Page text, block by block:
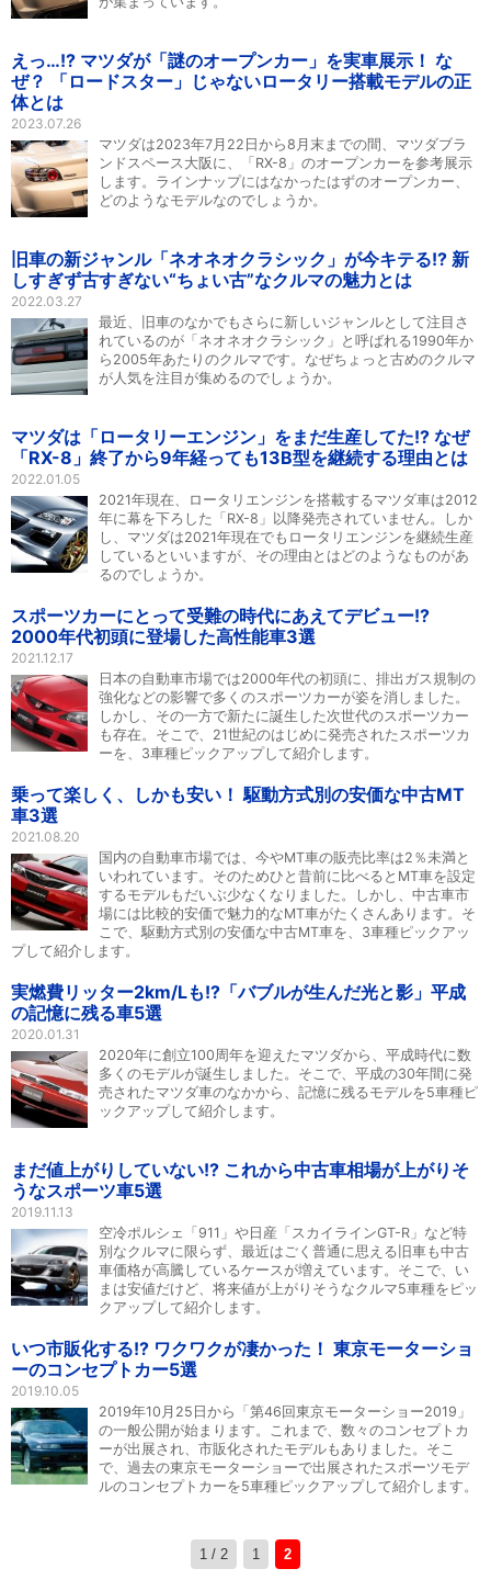
えっ…!? マツダが「謎のオープンカー」を実車展示！ な
ぜ？ 「ロードスター」じゃないロータリー搭載モデルの正
体とは
2023.07.26
マツダは2023年7月22日から8月末までの間、マツダブラ
ンドスペース大阪に、「RX-8」のオープンカーを参考展示
します。ラインナップにはなかったはずのオープンカー、
どのようなモデルなのでしょうか。
旧車の新ジャンル「ネオネオクラシック」が今キテる!? 新
しすぎず古すぎない“ちょい古”なクルマの魅力とは
2022.03.27
最近、旧車のなかでもさらに新しいジャンルとして注目さ
れているのが「ネオネオクラシック」と呼ばれる1990年か
ら2005年あたりのクルマです。なぜちょっと古めのクルマ
が人気を注目が集めるのでしょうか。
マツダは「ロータリーエンジン」をまだ生産してた!? なぜ
「RX-8」終了から9年経っても13B型を継続する理由とは
2022.01.05
2021年現在、ロータリエンジンを搭載するマツダ車は2012
年に幕を下ろした「RX-8」以降発売されていません。しか
し、マツダは2021年現在でもロータリエンジンを継続生産
しているといいますが、その理由とはどのようなものがあ
るのでしょうか。
スポーツカーにとって受難の時代にあえてデビュー!?
2000年代初頭に登場した高性能車3選
2021.12.17
日本の自動車市場では2000年代の初頭に、排出ガス規制の
強化などの影響で多くのスポーツカーが姿を消しました。
しかし、その一方で新たに誕生した次世代のスポーツカー
も存在。そこで、21世紀のはじめに発売されたスポーツカ
ーを、3車種ピックアップして紹介します。
乗って楽しく、しかも安い！ 駆動方式別の安価な中古MT
車3選
2021.08.20
国内の自動車市場では、今やMT車の販売比率は2％未満と
いわれています。そのためひと昔前に比べるとMT車を設定
するモデルもだいぶ少なくなりました。しかし、中古車市
場には比較的安価で魅力的なMT車がたくさんあります。そ
こで、駆動方式別の安価な中古MT車を、3車種ピックアッ
プして紹介します。
実燃費リッター2km/Lも!?「バブルが生んだ光と影」平成
の記憶に残る車5選
2020.01.31
2020年に創立100周年を迎えたマツダから、平成時代に数
多くのモデルが誕生しました。そこで、平成の30年間に発
売されたマツダ車のなかから、記憶に残るモデルを5車種ピ
ックアップして紹介します。
まだ値上がりしていない!? これから中古車相場が上がりそ
うなスポーツ車5選
2019.11.13
空冷ポルシェ「911」や日産「スカイラインGT-R」など特
別なクルマに限らず、最近はごく普通に思える旧車も中古
車価格が高騰しているケースが増えています。そこで、い
まは安値だけど、将来値が上がりそうなクルマ5車種をピッ
クアップして紹介します。
いつ市販化する!? ワクワクが凄かった！ 東京モーターショ
ーのコンセプトカー5選
2019.10.05
2019年10月25日から「第46回東京モーターショー2019」
の一般公開が始まります。これまで、数々のコンセプトカ
ーが出展され、市販化されたモデルもありました。そこ
で、過去の東京モーターショーで出展されたスポーツモデ
ルのコンセプトカーを5車種ピックアップして紹介します。
1 / 2 1 2